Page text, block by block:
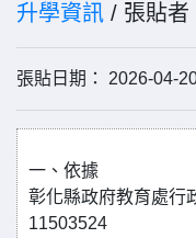
升學資訊 / 張貼者
張貼日期： 2026-04-
一、依據
彰化縣政府教育處行
11503524